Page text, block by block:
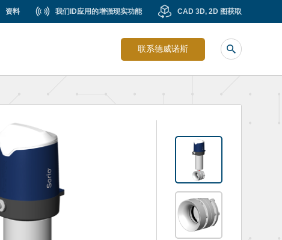
sub
资料
资
我们ID应用的增强现实功能
我
用
强
现
实
功
能
CAD 3D, 2D 图获取
CAD
2D
图
获
联系德威诺斯